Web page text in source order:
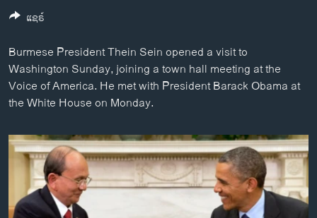
ຫາ
ຄົ້ນ
ຂ່າວ​ຈີນ
ໂລກ
ເອເຊຍ
ອິດສະຫຼະພາບດ້ານການຂ່າວ
ຊຸມຊົນຊາວລາວ
ວິທະຍາສາດ-ເທັກໂນໂລຈີ
ທຸລະກິດ
Burmese President Thein Sein opened a visit to
Washington Sunday, joining a town hall meeting at the
Voice of America. He met with President Barack Obama at
the White House on Monday.
ແຊຣ໌